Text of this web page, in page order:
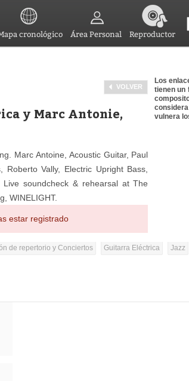
cronológico Área Personal Reproductor
VOLVER
y Marc Antonie,
Marc Antoine, Acoustic Guitar, Paul
Vally, Electric Upright Bass,
soundcheck & rehearsal at The
WINELIGHT.
estar registrado
Los
tienen un
vulnera
de repertorio y Conciertos Guitarra Eléctrica Jazz